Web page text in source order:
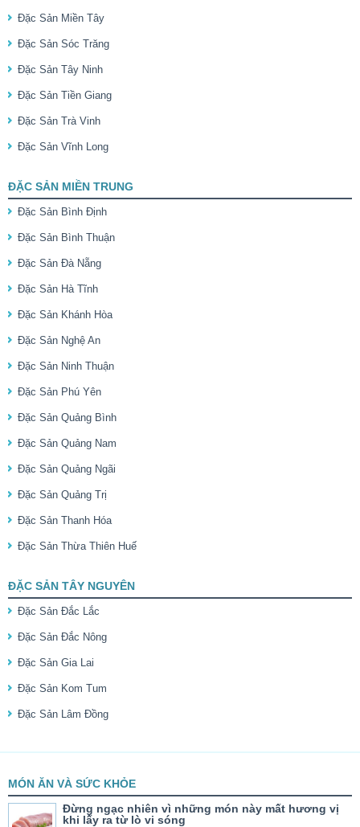
Đặc Sản Miền Tây
Đặc Sản Sóc Trăng
Đặc Sản Tây Ninh
Đặc Sản Tiền Giang
Đặc Sản Trà Vinh
Đặc Sản Vĩnh Long
ĐẶC SẢN MIỀN TRUNG
Đặc Sản Bình Định
Đặc Sản Bình Thuận
Đặc Sản Đà Nẵng
Đặc Sản Hà Tĩnh
Đặc Sản Khánh Hòa
Đặc Sản Nghệ An
Đặc Sản Ninh Thuận
Đặc Sản Phú Yên
Đặc Sản Quảng Bình
Đặc Sản Quảng Nam
Đặc Sản Quảng Ngãi
Đặc Sản Quảng Trị
Đặc Sản Thanh Hóa
Đặc Sản Thừa Thiên Huế
ĐẶC SẢN TÂY NGUYÊN
Đặc Sản Đắc Lắc
Đặc Sản Đắc Nông
Đặc Sản Gia Lai
Đặc Sản Kom Tum
Đặc Sản Lâm Đồng
MÓN ĂN VÀ SỨC KHỎE
Đừng ngạc nhiên vì những món này mất hương vị
khi lấy ra từ lò vi sóng